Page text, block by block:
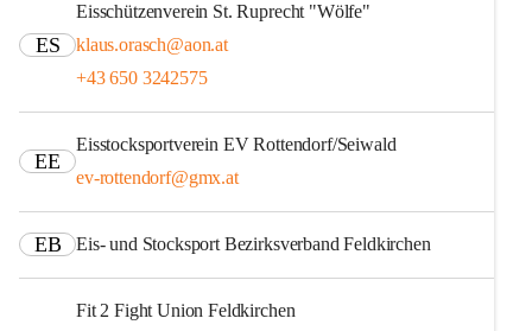
ES
Eisschützenverein St. Ruprecht "Wölfe"
klaus.orasch@aon.at
+43 650 3242575
EE
Eisstocksportverein EV Rottendorf/Seiwald
ev-rottendorf@gmx.at
EB Eis- und Stocksport Bezirksverband Feldkirchen
Fit 2 Fight Union Feldkirchen